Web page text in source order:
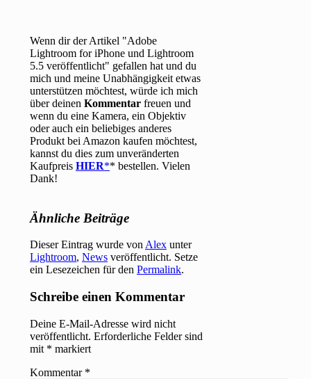
Wenn dir der Artikel "Adobe
Lightroom for iPhone und Lightroom
5.5 veröffentlicht" gefallen hat und du
mich und meine Unabhängigkeit etwas
unterstützen möchtest, würde ich mich
über deinenKommentar freuen und
wenn du eine Kamera, ein Objektiv
oder auch ein beliebiges anderes
Produkt bei Amazon kaufen möchtest,
kannst du dies zum unveränderten
KaufpreisHIER * bestellen. Vielen
Dank!
Ähnliche Beiträge
Dieser Eintrag wurde vonAlex unter
Lightroom,News veröffentlicht. Setze
ein Lesezeichen für denPermalink.
Schreibe einen Kommentar
Deine E-Mail-Adresse wird nicht
veröffentlicht. Erforderliche Felder sind
mit * markiert
Kommentar *